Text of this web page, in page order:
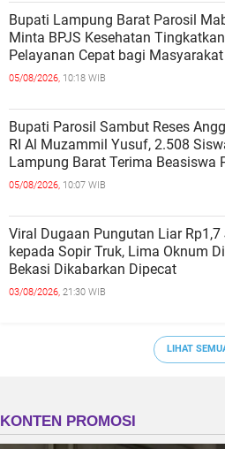
Bupati Lampung Barat Parosil
Minta BPJS Kesehatan Tingkatkan
Pelayanan Cepat bagi Masyarakat
05/08/2026, 10:18 WIB
Bupati Parosil Sambut Reses
RI Al Muzammil Yusuf, 2.508
Lampung Barat Terima Beasiswa
05/08/2026, 10:07 WIB
Viral Dugaan Pungutan Liar Rp1,7
kepada Sopir Truk, Lima Oknum
Bekasi Dikabarkan Dipecat
03/08/2026, 21:30 WIB
LIHAT